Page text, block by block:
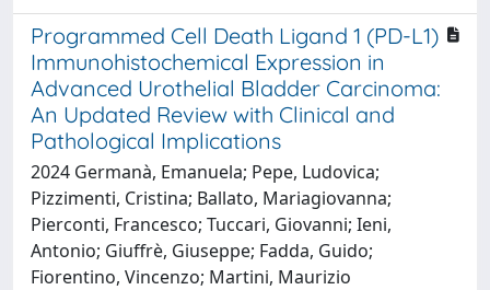
Programmed Cell Death Ligand 1 (PD-L1)
Immunohistochemical Expression in
Advanced Urothelial Bladder Carcinoma:
An Updated Review with Clinical and
Pathological Implications
2024 Germanà, Emanuela; Pepe, Ludovica;
Pizzimenti, Cristina; Ballato, Mariagiovanna;
Pierconti, Francesco; Tuccari, Giovanni; Ieni,
Antonio; Giuffrè, Giuseppe; Fadda, Guido;
Fiorentino, Vincenzo; Martini, Maurizio